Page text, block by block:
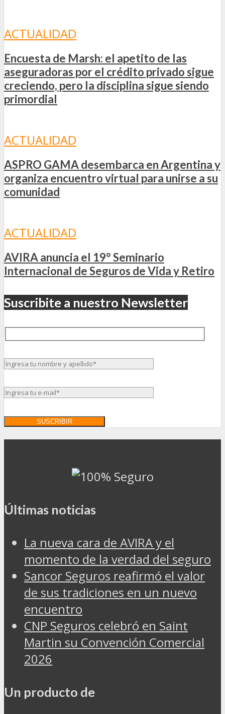
ACTUALIDAD
Encuesta de Marsh: el apetito de las
aseguradoras por el crédito privado sigue
creciendo, pero la disciplina sigue siendo
primordial
ACTUALIDAD
ASPRO GAMA desembarca en Argentina y
organiza encuentro virtual para unirse a su
comunidad
ACTUALIDAD
AVIRA anuncia el 19° Seminario
Internacional de Seguros de Vida y Retiro
Suscribite a nuestro Newsletter
Últimas noticias
La nueva cara de AVIRA y el
momento de la verdad del seguro
Sancor Seguros reafirmó el valor
de sus tradiciones en un nuevo
encuentro
CNP Seguros celebró en Saint
Martin su Convención Comercial
2026
Un producto de